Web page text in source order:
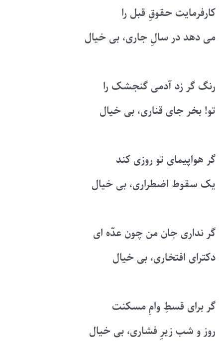
کارفرمایت حقوقِ قبل را
می دهد در سالِ جاری، بی خیال
رنگ گر زد آدمی گنجشک را
تو! بخر جای قناری، بی خیال
گر هواپیمای تو روزی کند
یک سقوط اضطراری، بی خیال
گر نداری جان من چون عدّه ای
دکترای افتخاری، بی خیال
گر برای قسطِ وامِ مسکنت
روز و شب زیرِ فشاری، بی خیال